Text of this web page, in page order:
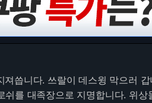
씁니다. 쓰랄이 데스윙 막으러
를 대족장으로 지명합니다. 위상